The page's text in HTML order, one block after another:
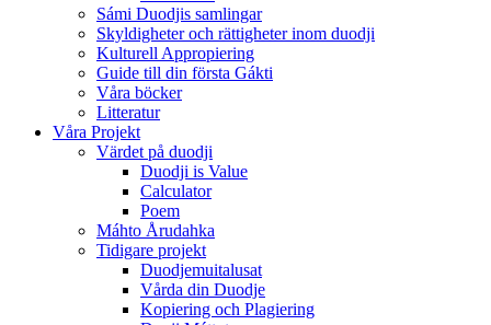
Sámi Duodjis samlingar
Skyldigheter och rättigheter inom duodji
Kulturell Appropiering
Guide till din första Gákti
Våra böcker
Litteratur
Våra Projekt
Värdet på duodji​
Duodji is Value
Calculator
Poem
Máhto Årudahka
Tidigare projekt
Duodjemuitalusat
Vårda din Duodje
Kopiering och Plagiering